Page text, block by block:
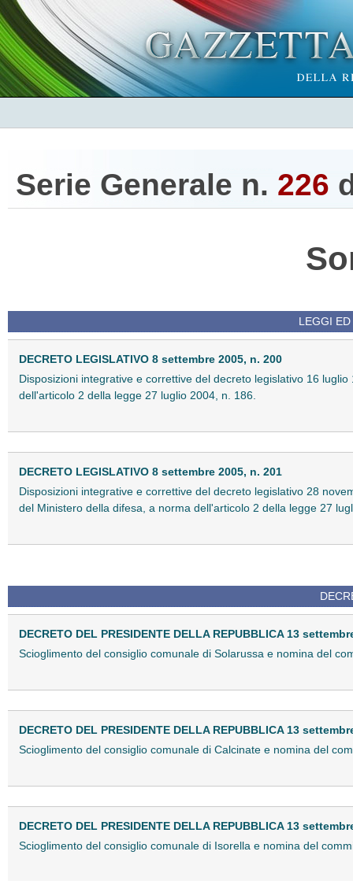
Serie Generale n. 226
LEGGI
DECRETO LEGISLATIVO 8 settembre 2005, n. 200
Disposizioni integrative e correttive del decreto legislativo 16
dell'articolo 2 della legge 27 luglio 2004, n. 186.
DECRETO LEGISLATIVO 8 settembre 2005, n. 201
Disposizioni integrative e correttive del decreto legislativo 28
del Ministero della difesa, a norma dell'articolo 2 della legge 27
DECRETO DEL PRESIDENTE DELLA REPUBBLICA 13
Scioglimento del consiglio comunale di Solarussa e nomina del
DECRETO DEL PRESIDENTE DELLA REPUBBLICA 13
Scioglimento del consiglio comunale di Calcinate e nomina del
DECRETO DEL PRESIDENTE DELLA REPUBBLICA 13
Scioglimento del consiglio comunale di Isorella e nomina del